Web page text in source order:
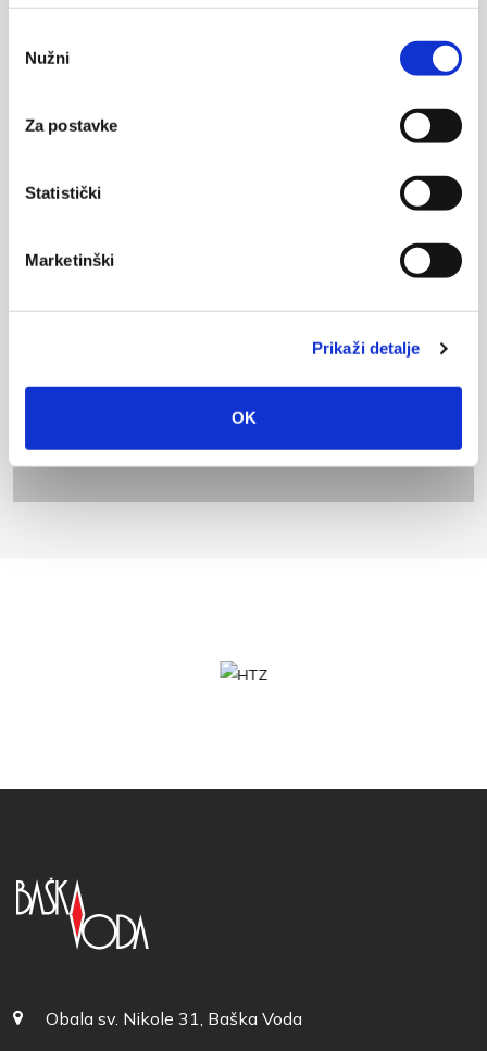
pristanka
Nužni
Za postavke
Statistički
Marketinški
Prikaži detalje
OK
Obala sv. Nikole 31, Baška Voda